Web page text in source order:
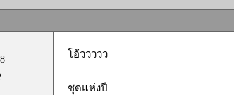
โอ้ววววว
ชุดแห่งปี